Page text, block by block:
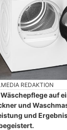
REDAKTION
auf
und
und